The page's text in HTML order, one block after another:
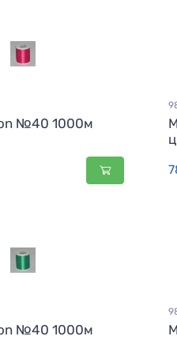
№40 1000м
№40 1000м